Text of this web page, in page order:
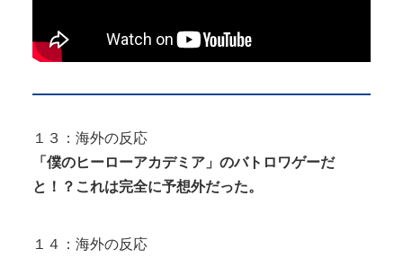
１３：海外の反応
「僕のヒーローアカデミア」のバトロワゲーだ
と！？これは完全に予想外だった。
１４：海外の反応